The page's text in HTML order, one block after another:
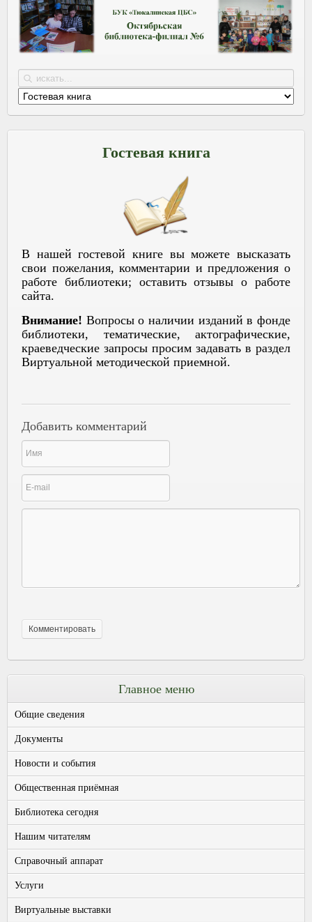
Гостевая книга
В нашей гостевой книге вы можете высказать
свои пожелания, комментарии и предложения о
работе библиотеки; оставить отзывы о работе
сайта.
Внимание! Вопросы о наличии изданий в фонде
библиотеки, тематические, актографические,
краеведческие запросы просим задавать в раздел
Виртуальной методической приемной.
Добавить комментарий
Главное меню
Общие сведения
Документы
Новости и события
Общественная приёмная
Библиотека сегодня
Нашим читателям
Справочный аппарат
Услуги
Виртуальные выставки